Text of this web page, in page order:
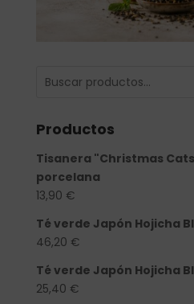
Productos
Tisanera "Christmas
porcelana
13,90 €
Té verde Japón Hojicha
46,20 €
Té verde Japón Hojicha
25,40 €